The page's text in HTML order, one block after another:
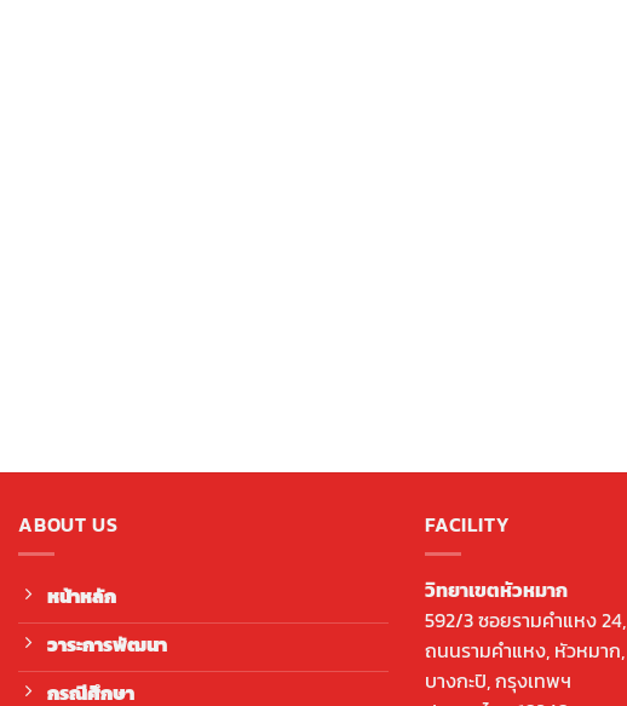
ABOUT US
หน้าหลัก
วาระการพัฒนา
กรณีศึกษา
FACILITY
วิทยาเขตหัวหมาก
592/3 ซอยรามคำแหง 24,
ถนนรามคำแหง, หัวหมาก,
บางกะปิ, กรุงเทพฯ